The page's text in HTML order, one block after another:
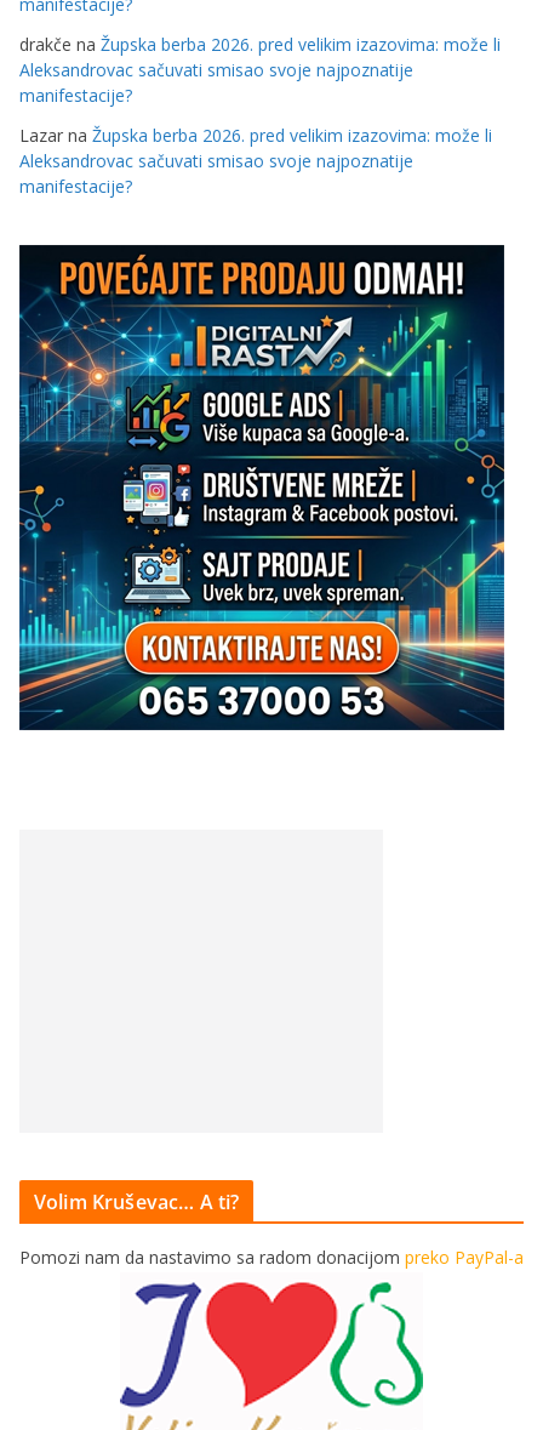
drakče na Župska berba 2026. pred velikim izazovima: može li
Aleksandrovac sačuvati smisao svoje najpoznatije
manifestacije?
Lazar na Župska berba 2026. pred velikim izazovima: može li
Aleksandrovac sačuvati smisao svoje najpoznatije
manifestacije?
Volim Kruševac… A ti?
Pomozi nam da nastavimo sa radom donacijom preko PayPal-a